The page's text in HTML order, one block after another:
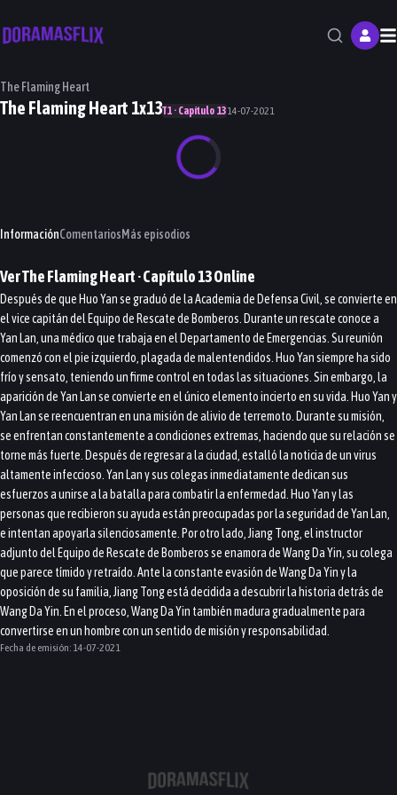
The Flaming Heart
The Flaming Heart 1x13T1 · Capítulo 1314-07-2021
InformaciónComentariosMás episodios
VerThe Flaming Heart· Capítulo13Online
Después de que Huo Yan se graduó de la Academia de Defensa Civil, se convierte en
el vice capitán del Equipo de Rescate de Bomberos. Durante un rescate conoce a
Yan Lan, una médico que trabaja en el Departamento de Emergencias. Su reunión
comenzó con el pie izquierdo, plagada de malentendidos. Huo Yan siempre ha sido
frío y sensato, teniendo un firme control en todas las situaciones. Sin embargo, la
aparición de Yan Lan se convierte en el único elemento incierto en su vida. Huo Yan y
Yan Lan se reencuentran en una misión de alivio de terremoto. Durante su misión,
se enfrentan constantemente a condiciones extremas, haciendo que su relación se
torne más fuerte. Después de regresar a la ciudad, estalló la noticia de un virus
altamente infeccioso. Yan Lan y sus colegas inmediatamente dedican sus
esfuerzos a unirse a la batalla para combatir la enfermedad. Huo Yan y las
personas que recibieron su ayuda están preocupadas por la seguridad de Yan Lan,
e intentan apoyarla silenciosamente. Por otro lado, Jiang Tong, el instructor
adjunto del Equipo de Rescate de Bomberos se enamora de Wang Da Yin, su colega
que parece tímido y retraído. Ante la constante evasión de Wang Da Yin y la
oposición de su familia, Jiang Tong está decidida a descubrir la historia detrás de
Wang Da Yin. En el proceso, Wang Da Yin también madura gradualmente para
convertirse en un hombre con un sentido de misión y responsabilidad.
Fecha de emisión: 14-07-2021